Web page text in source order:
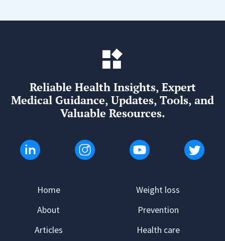
Reliable Health Insights, Expert
Medical Guidance, Updates, Tools, and
Valuable Resources.
Home
About
Articles
Weight loss
Prevention
Health care